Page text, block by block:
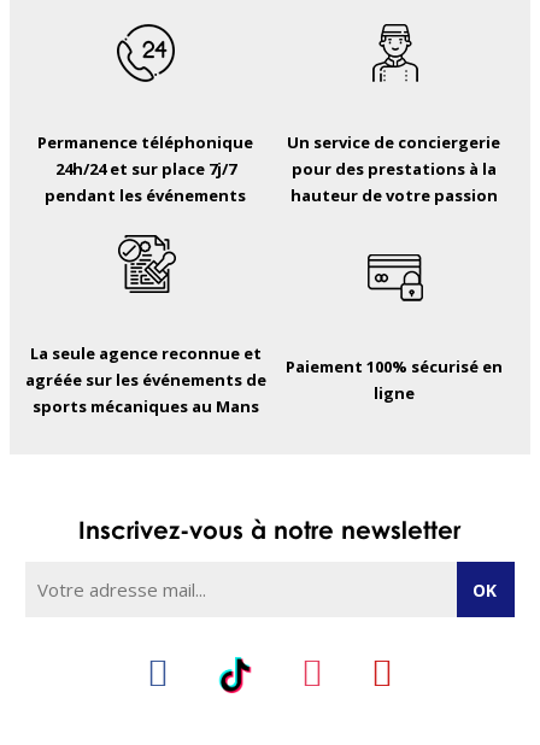
Permanence téléphonique
24h/24 et sur place 7j/7
pendant les événements
Un service de conciergerie
pour des prestations à la
hauteur de votre passion
La seule agence reconnue et
agréée sur les événements de
sports mécaniques au Mans
Paiement 100% sécurisé en
ligne
Inscrivez-vous à notre newsletter